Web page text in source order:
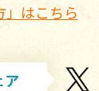
」はこちら
ア